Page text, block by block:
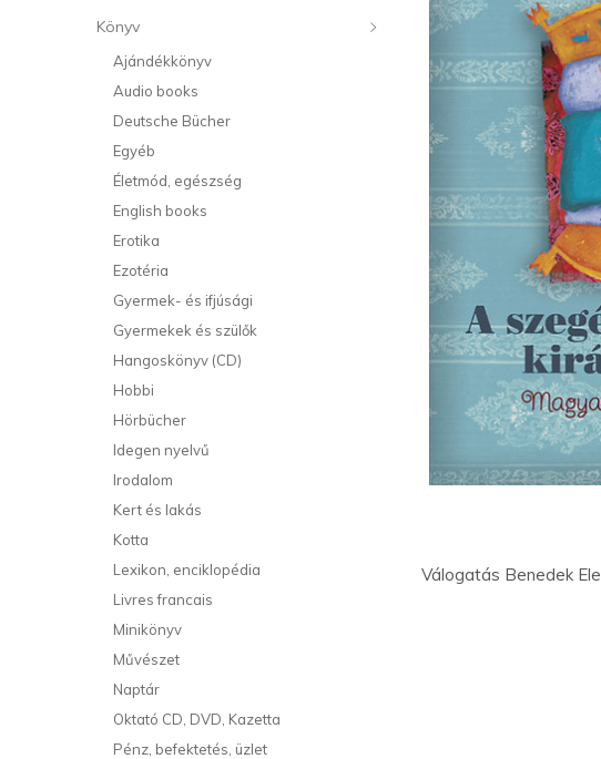
Könyv
Ajándékkönyv
Audio books
Deutsche Bücher
Egyéb
Életmód, egészség
English books
Erotika
Ezotéria
Gyermek- és ifjúsági
Gyermekek és szülők
Hangoskönyv (CD)
Hobbi
Hörbücher
Idegen nyelvű
Irodalom
Kert és lakás
Kotta
Lexikon, enciklopédia
Livres francais
Minikönyv
Művészet
Naptár
Oktató CD, DVD, Kazetta
Pénz, befektetés, üzlet
Válogatás Benedek